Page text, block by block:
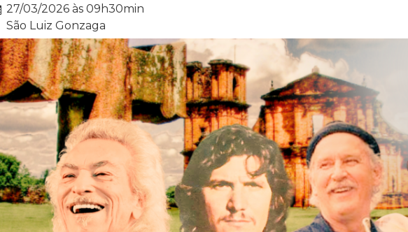
Data:
27/03/2026 às 09h30min
São Luiz Gonzaga